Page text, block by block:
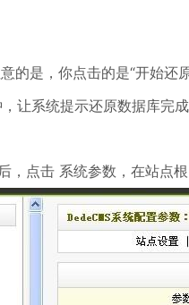
的是，你点击的是“开始还
让系统提示还原数据库完
，点击 系统参数，在站点